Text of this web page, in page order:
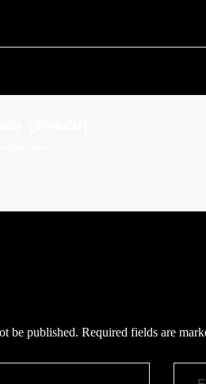
be published. Required fields are